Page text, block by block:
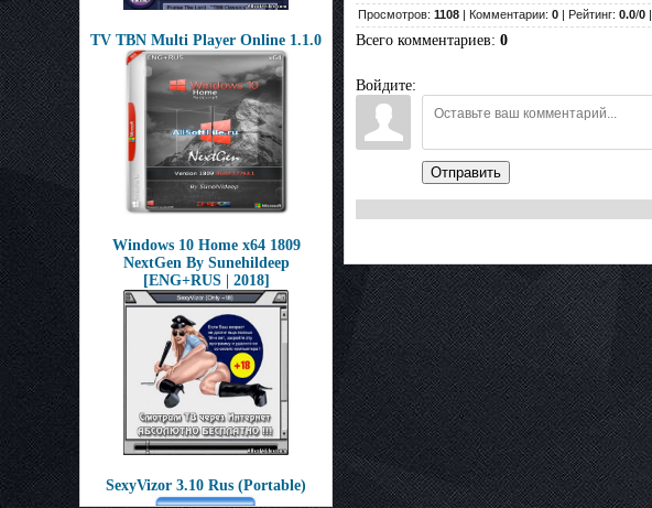
TV TBN Multi Player Online 1.1.0
Windows 10 Home x64 1809
NextGen By Sunehildeep
[ENG+RUS | 2018]
SexyVizor 3.10 Rus (Portable)
Просмотров: 1108 | Комментарии: 0 | Рейтинг: 0.0/0 |
Всего комментариев: 0
Войдите:
Отправить